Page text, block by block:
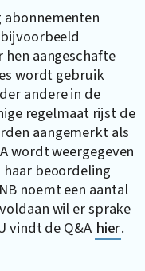
aangeschafte
wordt gebruik
andere in de
regelmaat rijst de
aangemerkt als
wordt weergegeven
beoordeling
noemt een aantal
wil er sprake
vindt de Q&A hier.